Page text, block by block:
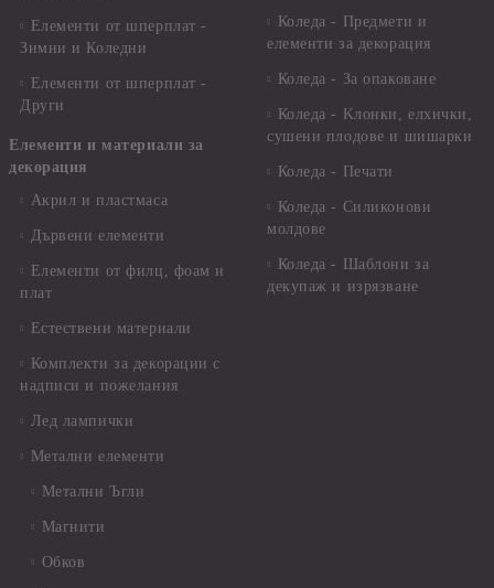
Елементи от шперплат -
Зимни и Коледни
Елементи от шперплат -
Други
Елементи и материали за
декорация
Акрил и пластмаса
Дървени елементи
Елементи от филц, фоам и
плат
Естествени материали
Комплекти за декорации с
надписи и пожелания
Лед лампички
Метални елементи
Метални Ъгли
Магнити
Обков
Коледа - Предмети и
елементи за декорация
Коледа - За опаковане
Коледа - Kлонки, елхички,
сушени плодове и шишарки
Коледа - Печати
Коледа - Силиконови
молдове
Коледа - Шаблони за
декупаж и изрязване